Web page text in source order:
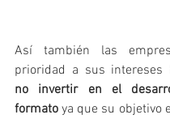
Así también las
no invertir en el
formato ya que su objetivo